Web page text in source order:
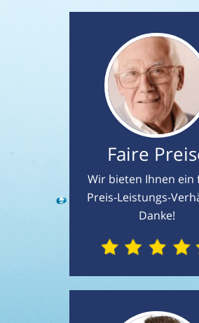
Faire
Wir bieten Ihnen ein
Preis-Leistungs-
Danke!